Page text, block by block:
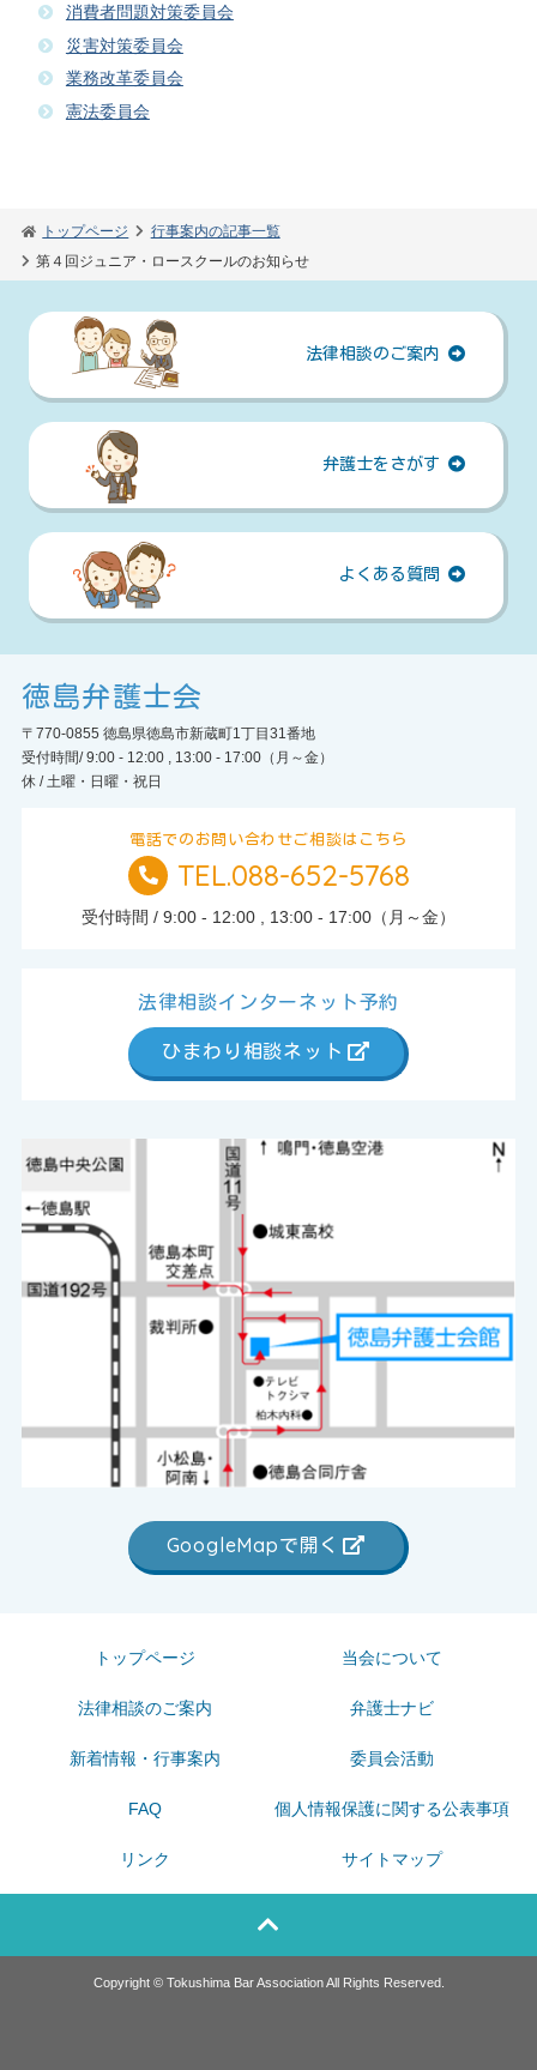
消費者問題対策委員会
災害対策委員会
業務改革委員会
憲法委員会
トップページ
行事案内の記事一覧
第４回ジュニア・ロースクールのお知らせ
法律相談のご案内
弁護士をさがす
よくある質問
徳島弁護士会
〒770-0855 徳島県徳島市新蔵町1丁目31番地
受付時間/ 9:00 - 12:00 , 13:00 - 17:00（月～金）
休 / 土曜・日曜・祝日
電話でのお問い合わせご相談はこちら
TEL.
TEL.088-652-5768
受付時間 / 9:00 - 12:00 , 13:00 - 17:00（月～金）
法律相談インターネット予約
ひまわり相談ネット
GoogleMapで開く
トップページ 当会について
法律相談のご案内 弁護士ナビ
新着情報・行事案内 委員会活動
FAQ 個人情報保護に関する公表事項
リンク サイトマップ
Copyright © Tokushima Bar Association All Rights Reserved.